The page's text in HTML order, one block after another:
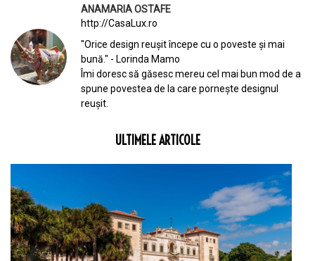
ANAMARIA OSTAFE
http://CasaLux.ro
"Orice design reușit începe cu o poveste și mai
bună." - Lorinda Mamo
Îmi doresc să găsesc mereu cel mai bun mod de a
spune povestea de la care pornește designul
reușit.
ULTIMELE ARTICOLE